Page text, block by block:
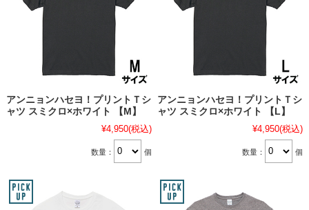
アンニョンハセヨ！プリントＴシ
ャツ スミクロ×ホワイト 【M】
¥4,950(税込)
数量： 個
アンニョンハセヨ！プリントＴシ
ャツ スミクロ×ホワイト 【L】
¥4,950(税込)
数量： 個